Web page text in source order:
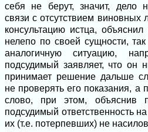
себя не берут, значит, дело
связи с отсутствием
консультацию истца,
нелепо по своей сущности,
аналогичную ситуацию,
подсудимый заявляет, что он
принимает решение дальше
не проверять его показания, а
слово, при этом, объяснив
подсудимый ответственность
их (т.е. потерпевших) не